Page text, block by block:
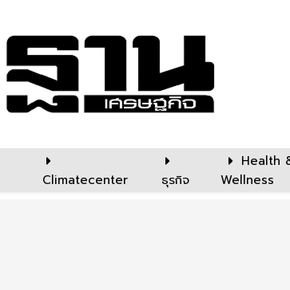
Climatecenter ธุรกิจ
Health
Wellness